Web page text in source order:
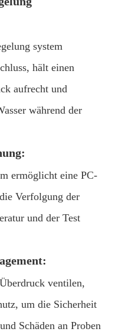
system
hält einen
aufrecht und
während der
ermöglicht eine PC-
Verfolgung der
und der Test
ventilen,
um die Sicherheit
Schäden an Proben